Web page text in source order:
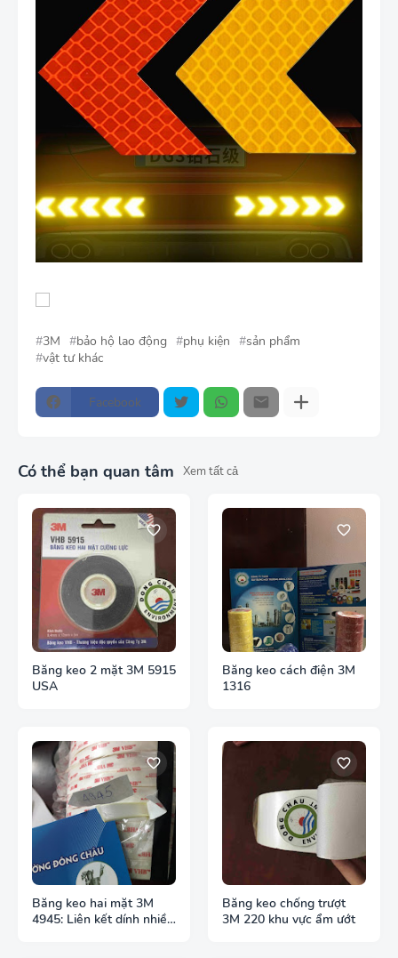
3M bảo hộ lao động phụ kiện
sản phẩm
vật tư khác
Facebook
Có thể bạn quan tâm Xem tất cả
Băng keo 2 mặt 3M 5915
USA
Băng keo cách điện 3M
1316
Băng keo hai mặt 3M
4945: Liên kết dính nhiều
Băng keo chống trượt
3M 220 khu vực ẩm ướt